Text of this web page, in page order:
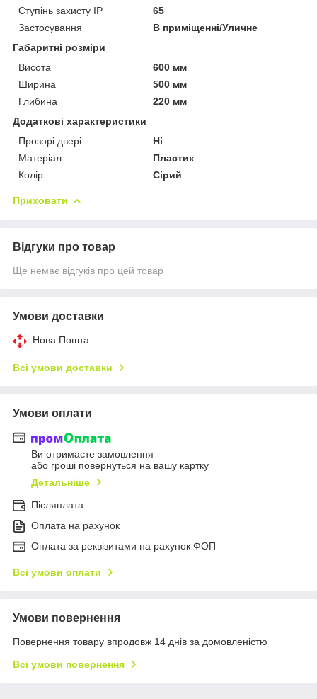
Ступінь захисту IP
65
Застосування
В приміщенні/Уличне
Габаритні розміри
Висота
600 мм
Ширина
500 мм
Глибина
220 мм
Додаткові характеристики
Прозорі двері
Ні
Матеріал
Пластик
Колір
Сірий
Приховати
Відгуки про товар
Ще немає відгуків про цей товар
Умови доставки
Нова Пошта
Всі умови доставки
Умови оплати
Ви отримаєте замовлення
або гроші повернуться на вашу картку
Детальніше
Післяплата
Оплата на рахунок
Оплата за реквізитами на рахунок ФОП
Всі умови оплати
Умови повернення
Повернення товару впродовж 14 днів за домовленістю
Всі умови повернення